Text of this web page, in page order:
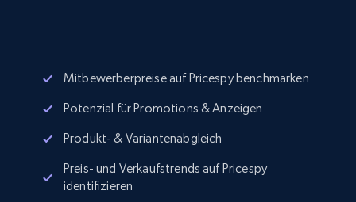
Mitbewerberpreise auf Pricespy benchmarken
Potenzial für Promotions & Anzeigen
Produkt- & Variantenabgleich
Preis- und Verkaufstrends auf Pricespy
identifizieren